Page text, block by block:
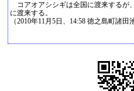
コアオアシシギは全国に渡来するが
に渡来する。
（2010年11月5日、14:58 徳之島町諸田